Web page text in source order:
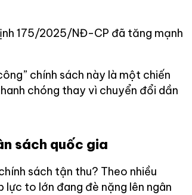
175/2025/NĐ-CP đã tăng mạnh
chính sách này là một chiến
chóng thay vì chuyển đổi dần
sách quốc gia
sách tận thu? Theo nhiều
lực to lớn đang đè nặng lên ngân